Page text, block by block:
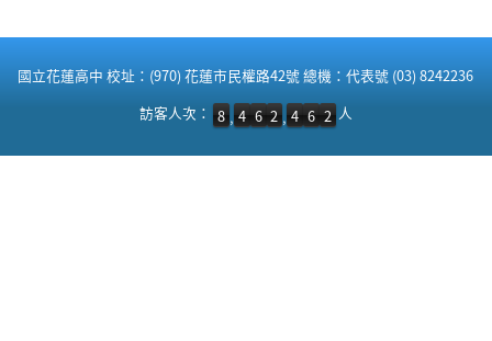
國立花蓮高中 校址：(970) 花蓮市民權路42號 總機：代表號 (03) 8242236
訪客人次：8,462,462 人
訪客人次： 8 , 4 6 2 , 4 6 2 人